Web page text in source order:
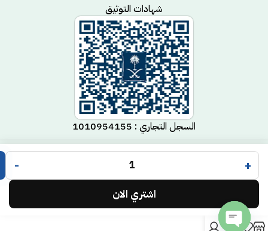
شهادات التوثيق
السجل التجاري : 1010954155
جميع الحقوق محفوظة لـمتجر مكيف© 2025.
تم التطوير بواسطة
+
-
اشتري الان